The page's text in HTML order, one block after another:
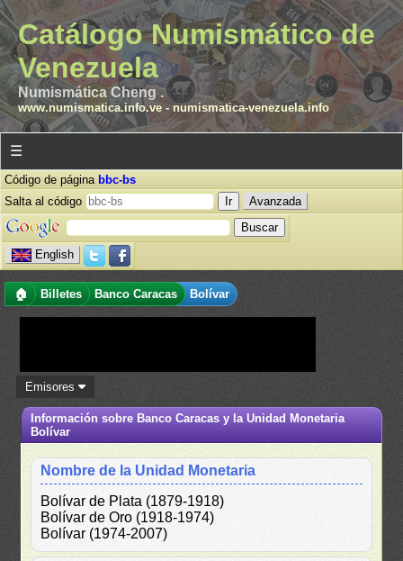
Catálogo Numismático de
Venezuela
Numismática Cheng .
www.numismatica.info.ve- numismatica-venezuela.info
☰
Código de página bbc-bs
Salta al código
Avanzada
English
🏠 Billetes Banco Caracas Bolívar
Emisores
Información sobre Banco Caracas y la Unidad Monetaria
Bolívar
Nombre de la Unidad Monetaria
Bolívar de Plata (1879-1918)
Bolívar de Oro (1918-1974)
Bolívar (1974-2007)